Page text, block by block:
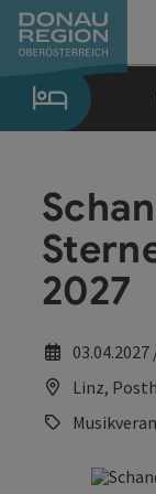
Zum Inhalt
Zur Navigation
Zum
Zur
Zum
Zur Startseite
2027
03.04.2027
Linz,